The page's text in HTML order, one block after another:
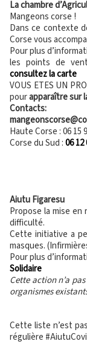
La chambre
Mangeons corse !
Dans ce contexte
Corse vous
Pour plus
les points de
consultez la carte
VOUS ETES UN
pourapparaître sur
Contacts:
Haute Corse :06 15
Corse du Sud :06 12
Aiutu Figaresu
Propose la mise
difficulté.
Cette initiative a
masques.
Pour plus
Solidaire
Cette action n’a
organismes
Cette liste n’est pas exhaustive, elle fera l’objet d’une mise à jour
régulière